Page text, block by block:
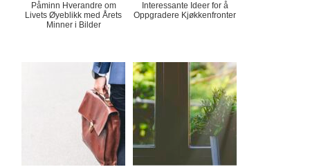
Påminn Hverandre om
Livets Øyeblikk med Årets
Minner i Bilder
Interessante Ideer for å
Oppgradere Kjøkkenfronter